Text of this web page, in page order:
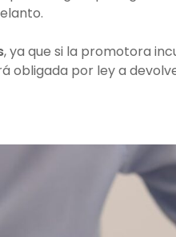
, ya que si la promotora
obligada por ley a